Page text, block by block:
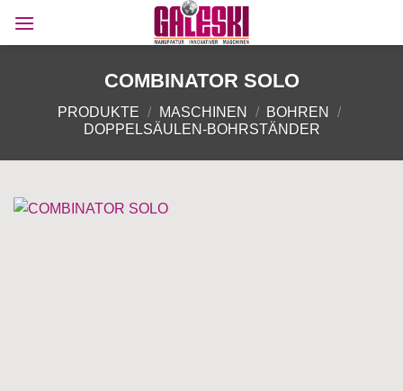
Inhalt
COMBINATOR SOLO
PRODUKTE / MASCHINEN / BOHREN
/
DOPPELSÄULEN-BOHRSTÄNDER